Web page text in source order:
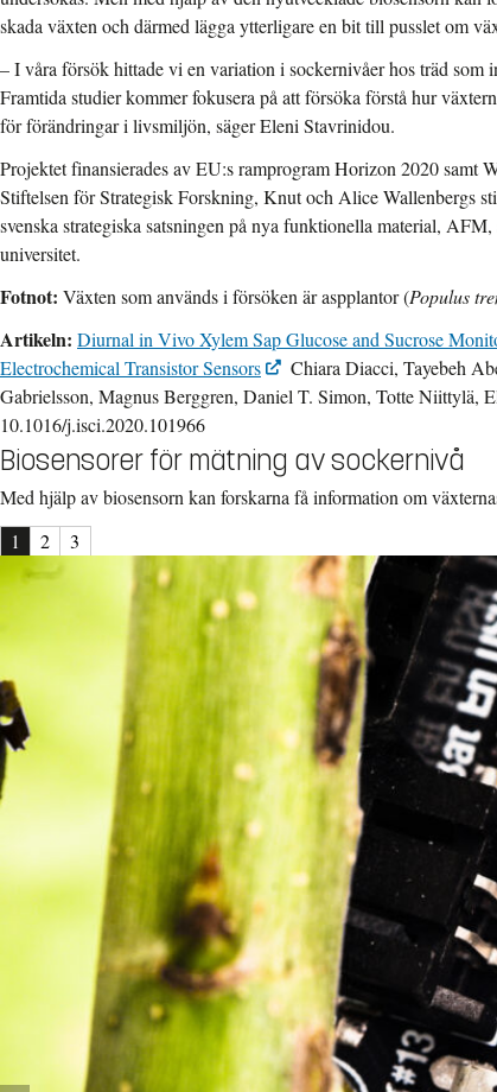
skada växten och därmed lägga ytterligare en bit till pusslet om
– I våra försök hittade vi en variation i sockernivåer hos träd som
Framtida studier kommer fokusera på att försöka förstå hur
för förändringar i livsmiljön, säger Eleni Stavrinidou.
Projektet finansierades av EU:s ramprogram Horizon 2020 samt
Stiftelsen för Strategisk Forskning, Knut och Alice Wallenbergs
svenska strategiska satsningen på nya funktionella material,
universitet.
Fotnot: Växten som används i försöken är aspplantor (Populus
Artikeln: Diurnal in Vivo Xylem Sap Glucose and Sucrose
Electrochemical Transistor Sensors
Chiara Diacci, Tayebeh
Gabrielsson, Magnus Berggren, Daniel T. Simon, Totte Niittylä,
10.1016/j.isci.2020.101966
Biosensorer för mätning av sockernivå
Med hjälp av biosensorn kan forskarna få information om
1
2 3